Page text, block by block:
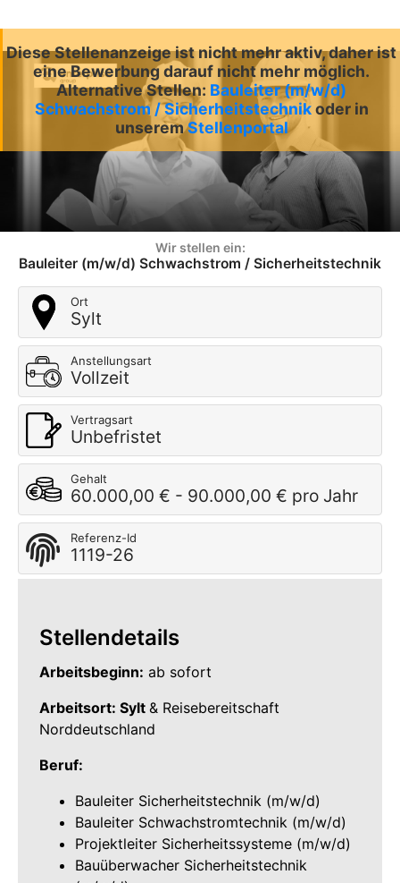
Diese Stellenanzeige ist nicht mehr aktiv, daher ist
eine Bewerbung darauf nicht mehr möglich.
Alternative Stellen: Bauleiter (m/w/d)
Schwachstrom / Sicherheitstechnik oder in
unseremStellenportal
Wir stellen ein:
Bauleiter (m/w/d) Schwachstrom / Sicherheitstechnik
Ort
Sylt
Anstellungsart
Vollzeit
Vertragsart
Unbefristet
Gehalt
60.000,00 € - 90.000,00 € pro Jahr
Referenz-Id
1119-26
Stellendetails
Arbeitsbeginn: ab sofort
Arbeitsort: Sylt & Reisebereitschaft
Norddeutschland
Beruf:
Bauleiter Sicherheitstechnik (m/w/d)
Bauleiter Schwachstromtechnik (m/w/d)
Projektleiter Sicherheitssysteme (m/w/d)
Bauüberwacher Sicherheitstechnik